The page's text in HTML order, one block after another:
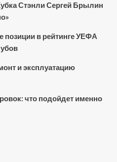
Стэнли Сергей Брылин
позиции в рейтинге УЕФА
и эксплуатацию
что подойдет именно